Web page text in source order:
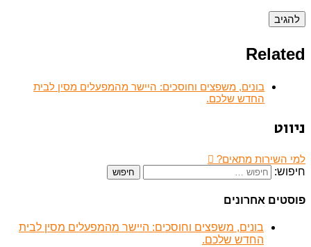
Related
בונים, משפצים וחוסכים: היישר מהמפעלים מסין לבית
החדש שלכם.
ניווט
למי השירות מתאים?
חיפוש:
פוסטים אחרונים
בונים, משפצים וחוסכים: היישר מהמפעלים מסין לבית
החדש שלכם.